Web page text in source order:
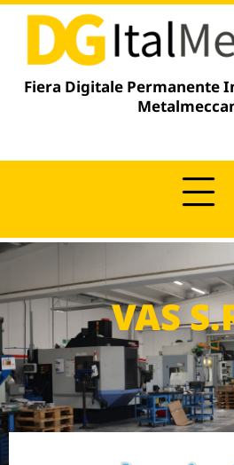
contenuto
Fiera Digitale Permanente
VAS